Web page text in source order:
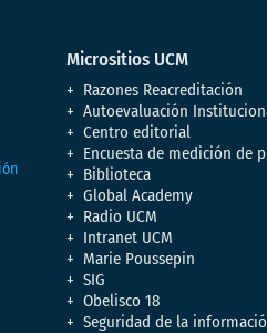
Micrositios UCM
Razones Reacreditación
Autoevaluación
Centro editorial
Encuesta de medición de
Biblioteca
Global Academy
Radio UCM
Intranet UCM
Marie Poussepin
SIG
Obelisco 18
Seguridad de la